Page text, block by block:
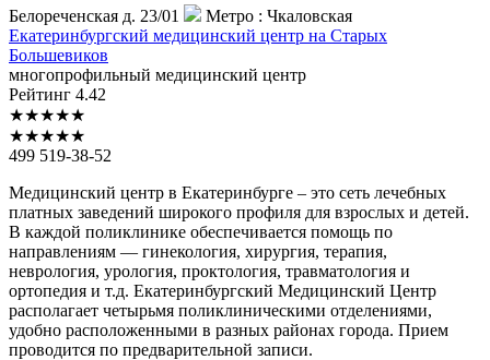
Белореченская д. 23/01 Метро : Чкаловская
Екатеринбургский медицинский центр на Старых
Большевиков
многопрофильный медицинский центр
Рейтинг 4.42
★★★★★
★★★★★
499 519-38-52
Медицинский центр в Екатеринбурге – это сеть лечебных
платных заведений широкого профиля для взрослых и детей.
В каждой поликлинике обеспечивается помощь по
направлениям — гинекология, хирургия, терапия,
неврология, урология, проктология, травматология и
ортопедия и т.д. Екатеринбургский Медицинский Центр
располагает четырьмя поликлиническими отделениями,
удобно расположенными в разных районах города. Прием
проводится по предварительной записи.